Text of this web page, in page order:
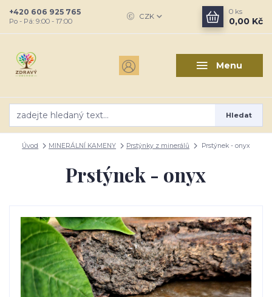
Menu
CZK
Hledat
+420 606 925 765
Po - Pá: 9:00 - 17:00
0 ks
0,00 Kč
Úvod MINERÁLNÍ KAMENY Prstýnky z minerálů Prstýnek - onyx
Prstýnek - onyx